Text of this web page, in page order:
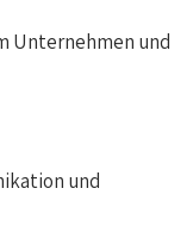
Unternehmen und
und